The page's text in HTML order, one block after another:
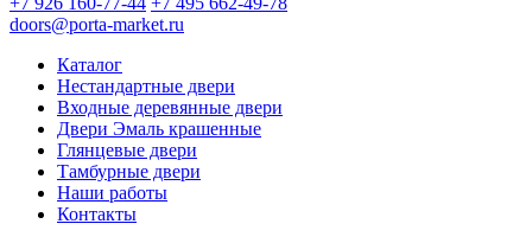
doors@porta-market.ru
Каталог
Нестандартные двери
Входные деревянные двери
Двери Эмаль крашенные
Глянцевые двери
Тамбурные двери
Наши работы
Контакты